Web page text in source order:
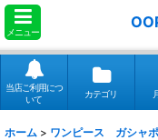
メニュー
当店ご利用につ
いて
カテゴリ
ホーム > ワンピース ガシャ